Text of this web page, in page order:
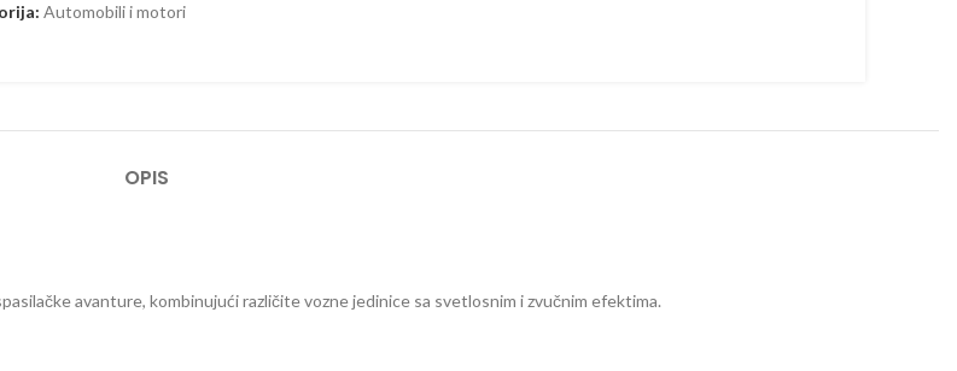
Automobili i motori
OPIS
avanture, kombinujući različite vozne jedinice sa svetlosnim i zvučnim efektima.